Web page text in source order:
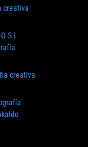
creativa
S |
creativa